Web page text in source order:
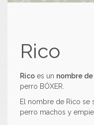
Rico
Rico es un nombre
perro BÓXER.
El nombre de Rico se
perro machos y